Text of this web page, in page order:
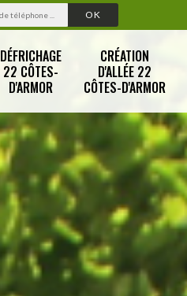
DÉFRICHAGE
22 CÔTES-
D'ARMOR
CRÉATION
D'ALLÉE 22
CÔTES-D'ARMOR